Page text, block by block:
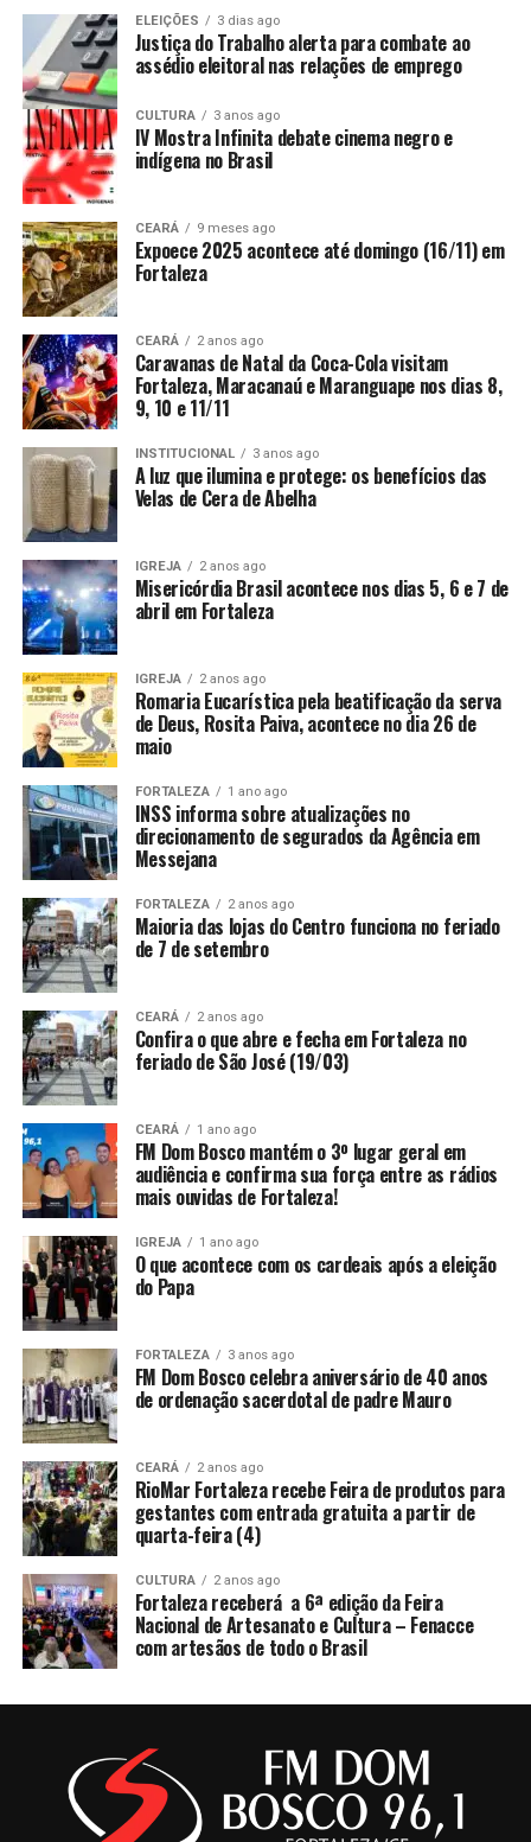
ELEIÇÕES 3 dias ago
Justiça do Trabalho alerta para combate ao
assédio eleitoral nas relações de emprego
CULTURA 3 anos ago
IV Mostra Infinita debate cinema negro e
indígena no Brasil
CEARÁ 9 meses ago
Expoece 2025 acontece até domingo (16/11) em
Fortaleza
CEARÁ 2 anos ago
Caravanas de Natal da Coca-Cola visitam
Fortaleza, Maracanaú e Maranguape nos dias 8,
9, 10 e 11/11
INSTITUCIONAL 3 anos ago
A luz que ilumina e protege: os benefícios das
Velas de Cera de Abelha
IGREJA 2 anos ago
Misericórdia Brasil acontece nos dias 5, 6 e 7 de
abril em Fortaleza
IGREJA 2 anos ago
Romaria Eucarística pela beatificação da serva
de Deus, Rosita Paiva, acontece no dia 26 de
maio
FORTALEZA 1 ano ago
INSS informa sobre atualizações no
direcionamento de segurados da Agência em
Messejana
FORTALEZA 2 anos ago
Maioria das lojas do Centro funciona no feriado
de 7 de setembro
CEARÁ 2 anos ago
Confira o que abre e fecha em Fortaleza no
feriado de São José (19/03)
CEARÁ 1 ano ago
FM Dom Bosco mantém o 3º lugar geral em
audiência e confirma sua força entre as rádios
mais ouvidas de Fortaleza!
IGREJA 1 ano ago
O que acontece com os cardeais após a eleição
do Papa
FORTALEZA 3 anos ago
FM Dom Bosco celebra aniversário de 40 anos
de ordenação sacerdotal de padre Mauro
CEARÁ 2 anos ago
RioMar Fortaleza recebe Feira de produtos para
gestantes com entrada gratuita a partir de
quarta-feira (4)
CULTURA 2 anos ago
Fortaleza receberá a 6ª edição da Feira
Nacional de Artesanato e Cultura – Fenacce
com artesãos de todo o Brasil